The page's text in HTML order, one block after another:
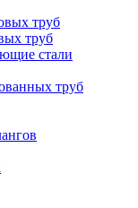
труб
труб
стали
труб